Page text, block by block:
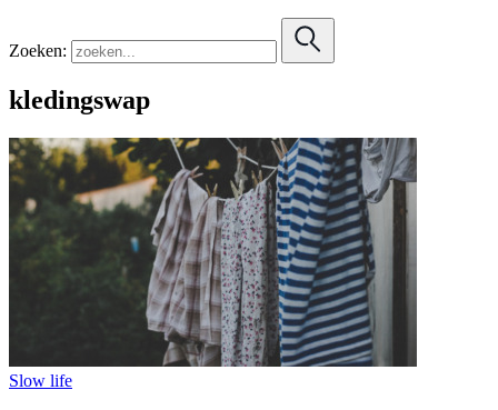
Zoeken:
kledingswap
Slow life